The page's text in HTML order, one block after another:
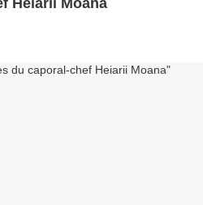
Heiarii Moana